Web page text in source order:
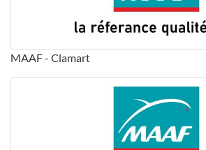
MAAF - Clamart